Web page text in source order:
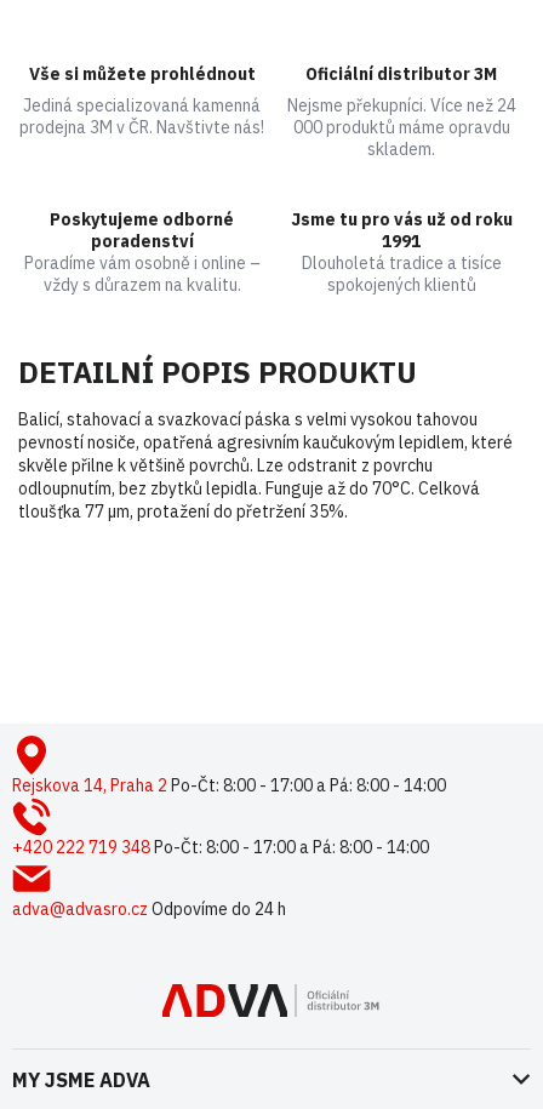
Vše si můžete prohlédnout
Jediná specializovaná kamenná
prodejna 3M v ČR. Navštivte nás!
Oficiální distributor 3M
Nejsme překupníci. Více než 24
000 produktů máme opravdu
skladem.
Poskytujeme odborné
poradenství
Poradíme vám osobně i online –
vždy s důrazem na kvalitu.
Jsme tu pro vás už od roku
1991
Dlouholetá tradice a tisíce
spokojených klientů
DETAILNÍ POPIS PRODUKTU
Balicí, stahovací a svazkovací páska s velmi vysokou tahovou
pevností nosiče, opatřená agresivním kaučukovým lepidlem, které
skvěle přilne k většině povrchů. Lze odstranit z povrchu
odloupnutím, bez zbytků lepidla. Funguje až do 70°C. Celková
tloušťka 77 µm, protažení do přetržení 35%.
pRejskova 14, Praha 2 Po-Čt: 8:00 - 17:00 a Pá: 8:00 - 14:00
+420 222 719 348Po-Čt: 8:00 - 17:00 a Pá: 8:00 - 14:00
adva@advasro.cz Odpovíme do 24 h
MY JSME ADVA